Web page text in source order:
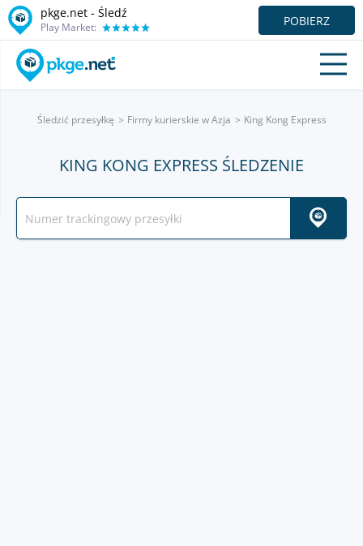
pkge.net - Śledź
Play Market: POBIERZ
Śledzić przesyłkę Firmy kurierskie w Azja King Kong Express
KING KONG EXPRESS ŚLEDZENIE